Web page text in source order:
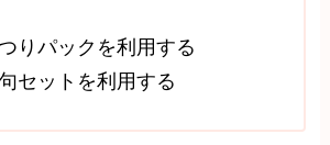
りパックを利用する
セットを利用する